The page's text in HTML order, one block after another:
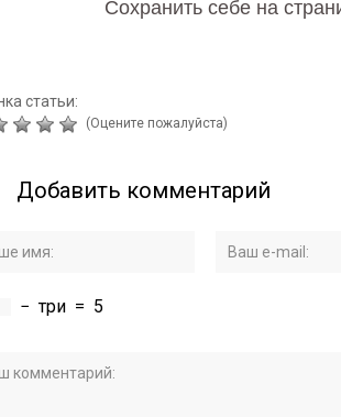
Сохранить себе на
статьи:
(Оцените пожалуйста)
Добавить комментарий
− три = 5